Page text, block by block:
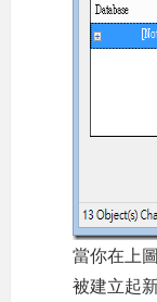
當你在上
被建立起